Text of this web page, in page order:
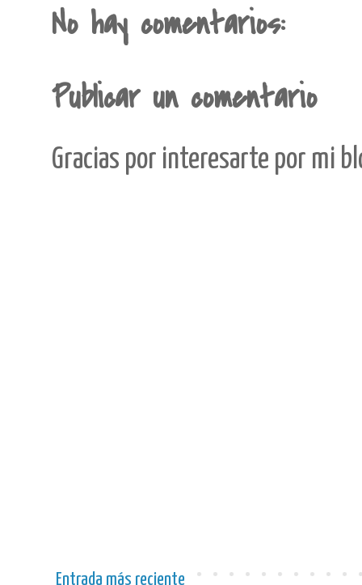
No hay comentarios:
Publicar un comentario
Gracias por interesarte por mi
Entrada más reciente